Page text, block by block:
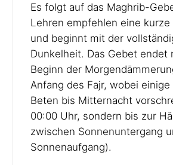
Es folgt auf das Maghrib-
Lehren empfehlen eine kurze
und beginnt mit der
Dunkelheit. Das Gebet endet
Beginn der
Anfang des Fajr, wobei einige
Beten bis Mitternacht
00:00 Uhr, sondern bis zur
zwischen Sonnenuntergang
Sonnenaufgang).